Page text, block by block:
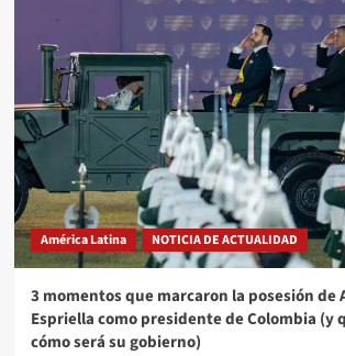
América Latina NOTICIA DE ACTUALIDAD
3 momentos que marcaron la posesión de
Espriella como presidente de Colombia (y
cómo será su gobierno)